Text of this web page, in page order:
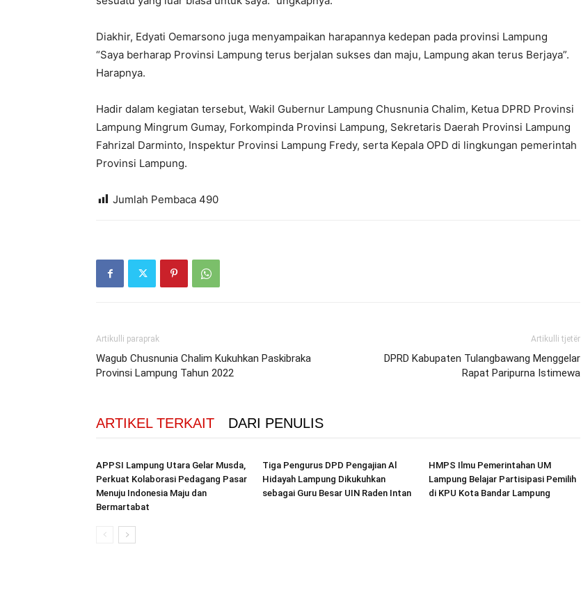
Diakhir, Edyati Oemarsono juga menyampaikan harapannya kedepan pada provinsi Lampung
“Saya berharap Provinsi Lampung terus berjalan sukses dan maju, Lampung akan terus Berjaya”.
Harapnya.
Hadir dalam kegiatan tersebut, Wakil Gubernur Lampung Chusnunia Chalim, Ketua DPRD Provinsi
Lampung Mingrum Gumay, Forkompinda Provinsi Lampung, Sekretaris Daerah Provinsi Lampung
Fahrizal Darminto, Inspektur Provinsi Lampung Fredy, serta Kepala OPD di lingkungan pemerintah
Provinsi Lampung.
Jumlah Pembaca 490
Artikulli paraprak
Wagub Chusnunia Chalim Kukuhkan Paskibraka
Provinsi Lampung Tahun 2022
Artikulli tjetër
DPRD Kabupaten Tulangbawang Menggelar
Rapat Paripurna Istimewa
ARTIKEL TERKAIT DARI PENULIS
APPSI Lampung Utara Gelar Musda,
Perkuat Kolaborasi Pedagang Pasar
Menuju Indonesia Maju dan
Bermartabat
Tiga Pengurus DPD Pengajian Al
Hidayah Lampung Dikukuhkan
sebagai Guru Besar UIN Raden Intan
HMPS Ilmu Pemerintahan UM
Lampung Belajar Partisipasi Pemilih
di KPU Kota Bandar Lampung